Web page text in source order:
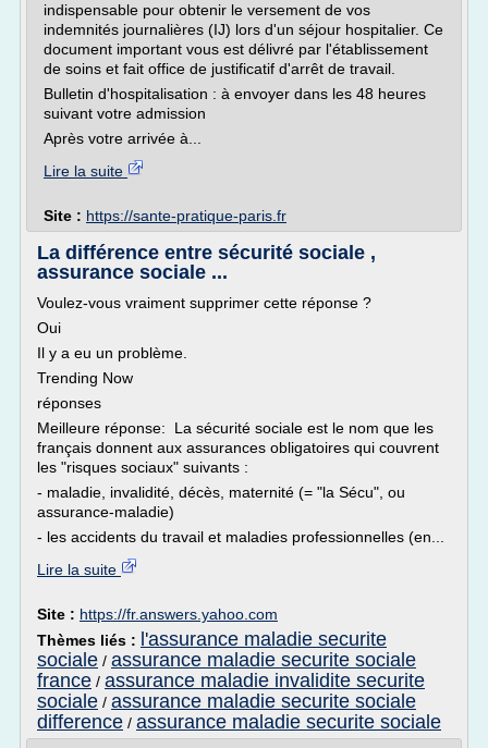
indispensable pour obtenir le versement de vos
indemnités journalières (IJ) lors d'un séjour hospitalier. Ce
document important vous est délivré par l'établissement
de soins et fait office de justificatif d'arrêt de travail.
Bulletin d'hospitalisation : à envoyer dans les 48 heures
suivant votre admission
Après votre arrivée à...
Lire la suite
Site : https://sante-pratique-paris.fr
La différence entre sécurité sociale ,
assurance sociale ...
Voulez-vous vraiment supprimer cette réponse ?
Oui
Il y a eu un problème.
Trending Now
réponses
Meilleure réponse: La sécurité sociale est le nom que les
français donnent aux assurances obligatoires qui couvrent
les "risques sociaux" suivants :
- maladie, invalidité, décès, maternité (= "la Sécu", ou
assurance-maladie)
- les accidents du travail et maladies professionnelles (en...
Lire la suite
Site : https://fr.answers.yahoo.com
Thèmes liés :
l'assurance maladie securite
sociale / assurance maladie securite sociale
france / assurance maladie invalidite securite
sociale / assurance maladie securite sociale
difference / assurance maladie securite sociale